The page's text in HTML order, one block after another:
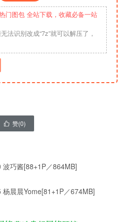
门图包 全站下载，收藏必备一站
法识别改成“7z”就可以解压了，
 赞(0)
巧酱[88+1P／864MB]
晨晨Yome[81+1P／674MB]